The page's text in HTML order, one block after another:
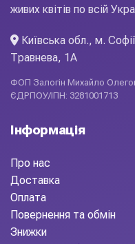
живих квітів по всій
Київська обл., м.
Травнева, 1А
ФОП Залогін Михайло
ЄДРПОУ/ІПН: 3281001713
Інформація
Про нас
Доставка
Оплата
Повернення та обмін
Знижки